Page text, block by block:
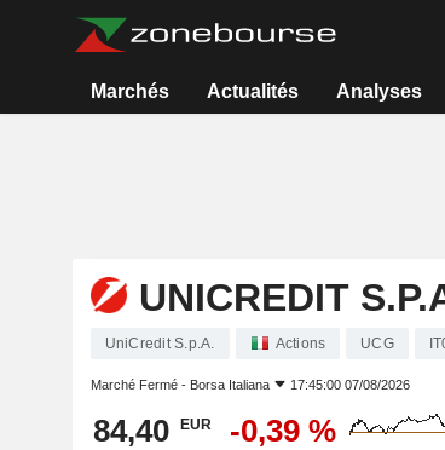
Marchés Actualités Analyses
UNICREDIT
UniCredit S.p.A. Actions UCG
Marché Fermé - Borsa Italiana 17:45:00 07/08/2026
84,40 EUR -0,39 %